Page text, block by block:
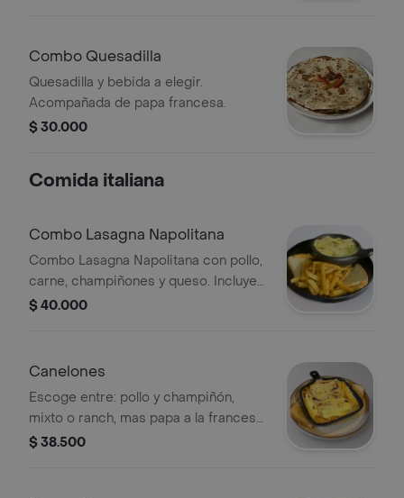
Combo Quesadilla
Quesadilla y bebida a elegir.
Acompañada de papa francesa.
$ 30.000
Comida italiana
Combo Lasagna Napolitana
Combo Lasagna Napolitana con pollo,
carne, champiñones y queso. Incluye
acompañamiento de papas fritas y
$ 40.000
Canelones
Escoge entre: pollo y champiñón,
mixto o ranch, mas papa a la francesa,
nachos o ensalada mas gaseosa o
$ 38.500